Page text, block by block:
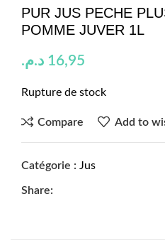
PUR JUS PECHE
POMME JUVER 1L
16,95 د.م.
Rupture de stock
Compare Add to
Catégorie : Jus
Share: